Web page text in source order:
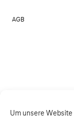
Um unsere
AGB